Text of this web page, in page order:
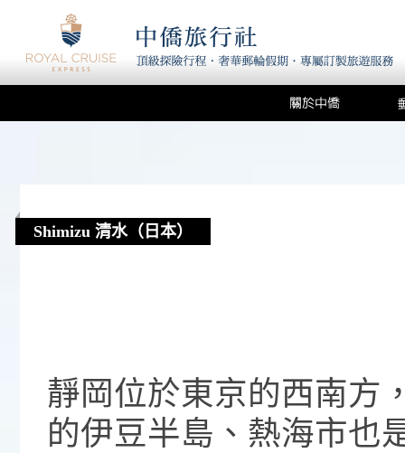
Shimizu 清水（日本）
靜岡位於東京的西南方
的伊豆半島、熱海市也